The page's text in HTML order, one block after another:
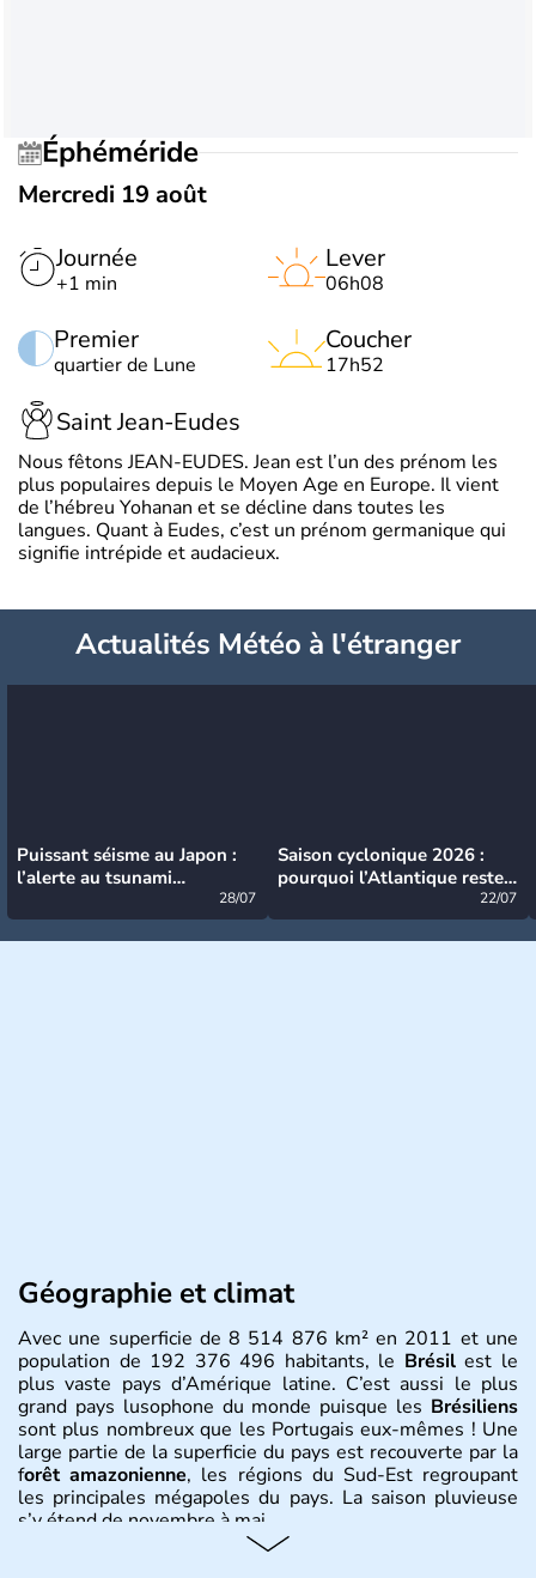
Éphéméride
Mercredi 19 août
Journée
+1 min
Premier
quartier de Lune
Lever
06h08
Coucher
17h52
Saint Jean-Eudes
Nous fêtons JEAN-EUDES. Jean est l’un des prénom les
plus populaires depuis le Moyen Age en Europe. Il vient
de l’hébreu Yohanan et se décline dans toutes les
langues. Quant à Eudes, c’est un prénom germanique qui
signifie intrépide et audacieux.
Actualités Météo à l'étranger
Puissant séisme au Japon :
l’alerte au tsunami
28/07
Saison cyclonique 2026 :
pourquoi l’Atlantique reste
22/07
Géographie et climat
Avec une superficie de 8 514 876 km² en 2011 et une
population de 192 376 496 habitants, le Brésilest le
plus vaste pays d’Amérique latine. C’est aussi le plus
grand pays lusophone du monde puisque les Brésiliens
sont plus nombreux que les Portugais eux-mêmes ! Une
large partie de la superficie du pays est recouverte par la
forêt amazonienne, les régions du Sud-Est regroupant
les principales mégapoles du pays. La saison pluvieuse
s’y étend de novembre à mai.